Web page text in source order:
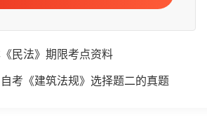
民法》期限考点资料
考《建筑法规》选择题二的真题